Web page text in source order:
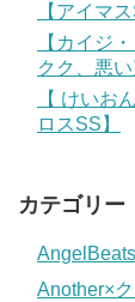
【アイマ
【カイジ
クク、悪い
【 けいお
ロスSS】
カテゴリー
Another×